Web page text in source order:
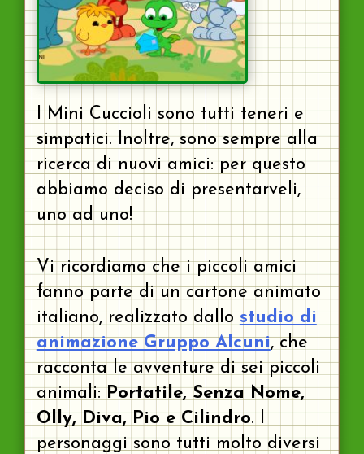
I Mini Cuccioli sono tutti teneri e
simpatici. Inoltre, sono sempre alla
ricerca di nuovi amici: per questo
abbiamo deciso di presentarveli,
uno ad uno!
Vi ricordiamo che i piccoli amici
fanno parte di un cartone animato
italiano, realizzato dallostudio di
animazione Gruppo Alcuni, che
racconta le avventure di sei piccoli
animali:Portatile, Senza Nome,
Olly, Diva, Pio e Cilindro. I
personaggi sono tutti molto diversi